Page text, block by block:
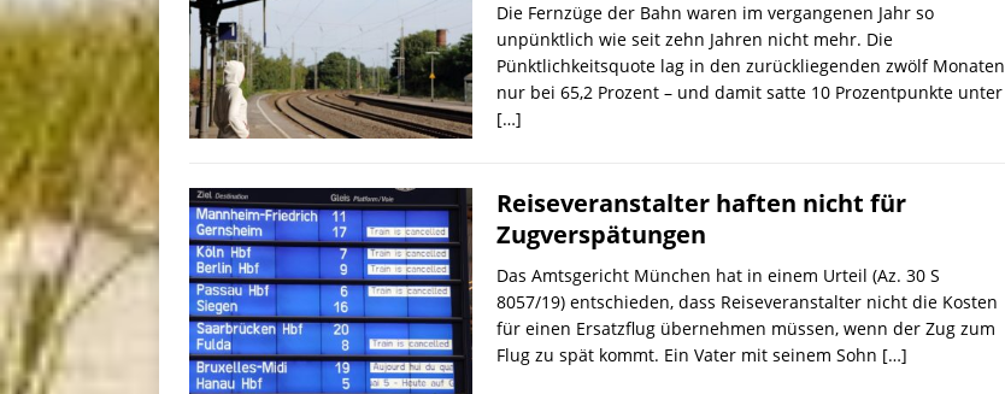
Die Fernzüge der Bahn waren im vergangenen Jahr so
unpünktlich wie seit zehn Jahren nicht mehr. Die
Pünktlichkeitsquote lag in den zurückliegenden zwölf Monaten
nur bei 65,2 Prozent – und damit satte 10 Prozentpunkte unter
[…]
Reiseveranstalter haften nicht für
Zugverspätungen
Das Amtsgericht München hat in einem Urteil (Az. 30 S
8057/19) entschieden, dass Reiseveranstalter nicht die Kosten
für einen Ersatzflug übernehmen müssen, wenn der Zug zum
Flug zu spät kommt. Ein Vater mit seinem Sohn […]